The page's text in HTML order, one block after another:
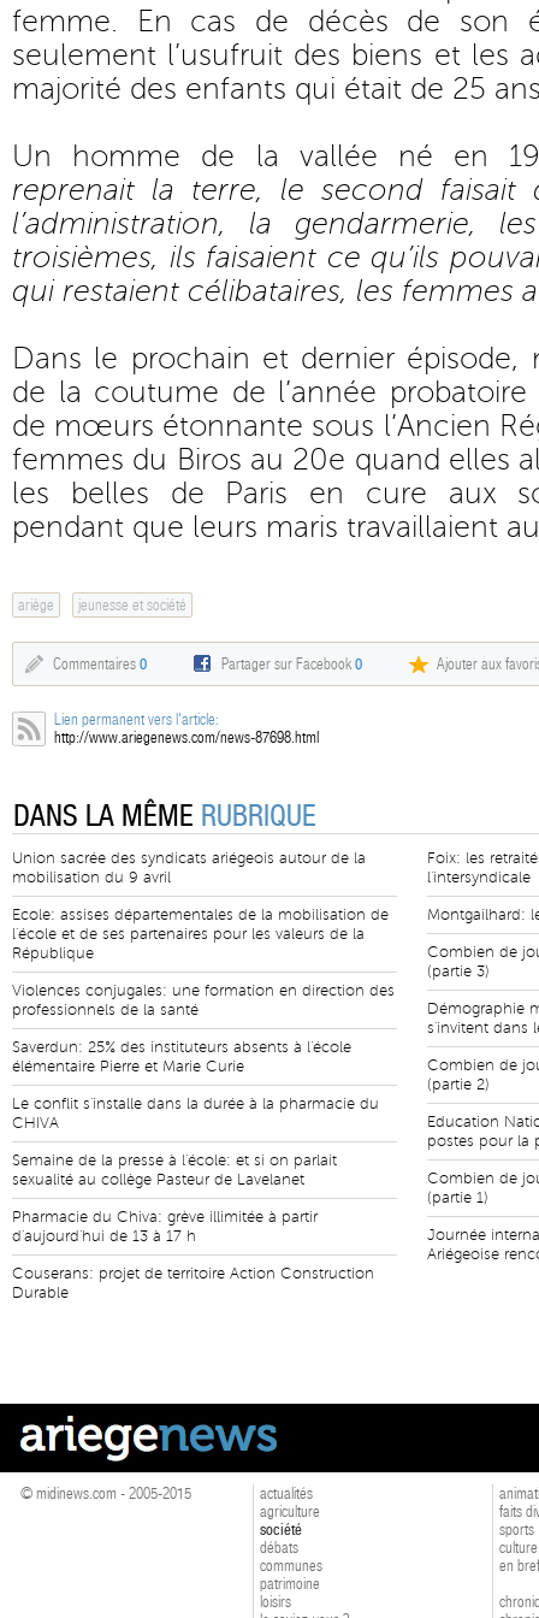
femme. En cas de décès de son
seulement l’usufruit des biens et les
majorité des enfants qui était de 25
Un homme de la vallée né en
reprenait la terre, le second faisait
l’administration, la gendarmerie,
troisièmes, ils faisaient ce qu’ils
qui restaient célibataires, les femmes
Dans le prochain et dernier épisode,
de la coutume de l’année
de mœurs étonnante sous l’Ancien
femmes du Biros au 20e quand elles
les belles de Paris en cure aux
pendant que leurs maris travaillaient
ariège jeunesse et société
Commentaires 0 Partager sur Facebook0 Ajouter aux
Lien permanent vers l'article:
http://www.ariegenews.com/news-87698.html
DANS LA MÊME RUBRIQUE
Union sacrée des syndicats ariégeois autour de la
mobilisation du 9 avril
Ecole: assises départementales de la mobilisation de
l'école et de ses partenaires pour les valeurs de la
République
Violences conjugales: une formation en direction des
professionnels de la santé
Saverdun: 25% des instituteurs absents à l'école
élémentaire Pierre et Marie Curie
Le conflit s'installe dans la durée à la pharmacie du
CHIVA
Semaine de la presse à l'école: et si on parlait
sexualité au collège Pasteur de Lavelanet
Pharmacie du Chiva: grève illimitée à partir
d'aujourd'hui de 13 à 17 h
Couserans: projet de territoire Action Construction
Durable
Foix: les
l'intersyndicale
Montgailhard:
Combien de
(partie 3)
Démographie
s'invitent dans
Combien de
(partie 2)
Education
postes pour la
Combien de
(partie 1)
Journée
Ariégeoise
© midinews.com - 2005-2015
actualités
agriculture
société
débats
communes
patrimoine
loisirs
faits
sports
culture
en bref